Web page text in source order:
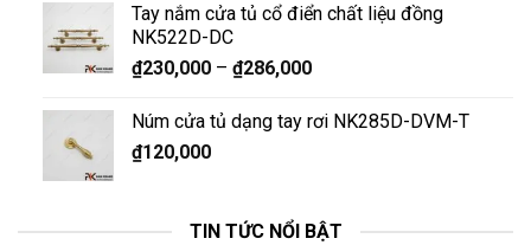
Tay nắm cửa tủ cổ điển chất liệu đồng
NK522D-DC
₫230,000– ₫286,000
Núm cửa tủ dạng tay rơi NK285D-DVM-T
₫120,000
TIN TỨC NỔI BẬT